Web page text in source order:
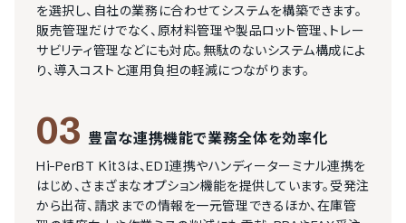
を選択し、自社の業務に合わせてシステムを構築できます。
販売管理だけでなく、原材料管理や製品ロット管理、トレー
サビリティ管理などにも対応。無駄のないシステム構成によ
り、導入コストと運用負担の軽減につながります。
03 豊富な連携機能で業務全体を効率化
Hi-PerBT Kit3は、EDI連携やハンディーターミナル連携を
はじめ、さまざまなオプション機能を提供しています。受発注
から出荷、請求までの情報を一元管理できるほか、在庫管